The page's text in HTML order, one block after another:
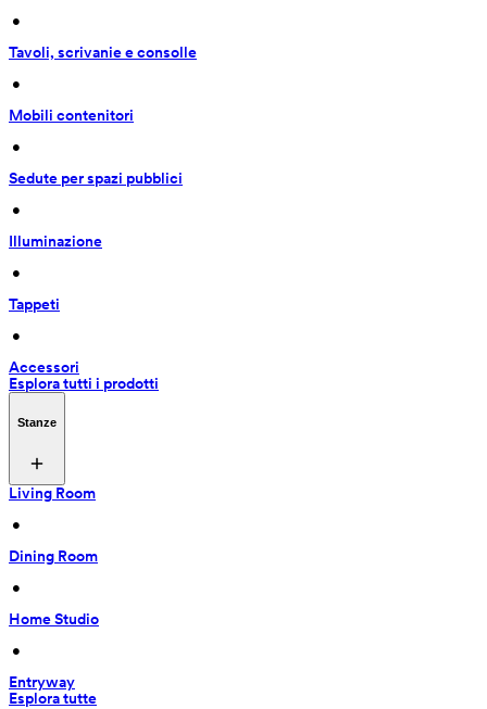
•
Tavoli, scrivanie e consolle
•
Mobili contenitori
•
Sedute per spazi pubblici
•
Illuminazione
•
Tappeti
•
Accessori
Esplora tutti i prodotti
Stanze
Living Room
•
Dining Room
•
Home Studio
•
Entryway
Esplora tutte